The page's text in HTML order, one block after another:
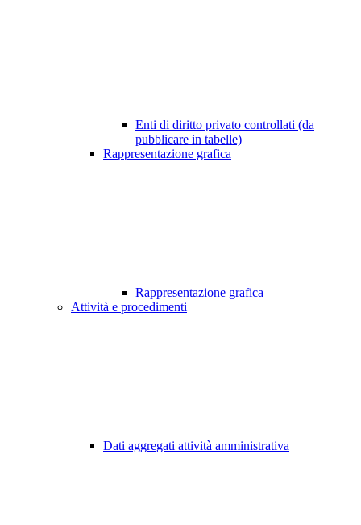
Enti di diritto privato controllati (da
pubblicare in tabelle)
Rappresentazione grafica
Rappresentazione grafica
Attività e procedimenti
Dati aggregati attività amministrativa